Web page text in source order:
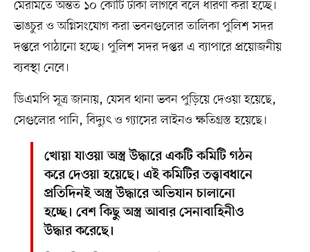
মেরামতে অন্তত ১০ কোটি টাকা লাগবে বলে ধারণা করা হচ্ছে।
ভাঙচুর ও অগ্নিসংযোগ করা ভবনগুলোর তালিকা পুলিশ সদর
দপ্তরে পাঠানো হচ্ছে। পুলিশ সদর দপ্তর এ ব্যাপারে প্রয়োজনীয়
ব্যবস্থা নেবে।
ডিএমপি সূত্র জানায়, যেসব থানা ভবন পুড়িয়ে দেওয়া হয়েছে,
সেগুলোর পানি, বিদ্যুৎ ও গ্যাসের লাইনও ক্ষতিগ্রস্ত হয়েছে।
খোয়া যাওয়া অস্ত্র উদ্ধারে একটি কমিটি গঠন
করে দেওয়া হয়েছে। এই কমিটির তত্ত্বাবধানে
প্রতিদিনই অস্ত্র উদ্ধারে অভিযান চালানো
হচ্ছে। বেশ কিছু অস্ত্র আবার সেনাবাহিনীও
উদ্ধার করেছে।